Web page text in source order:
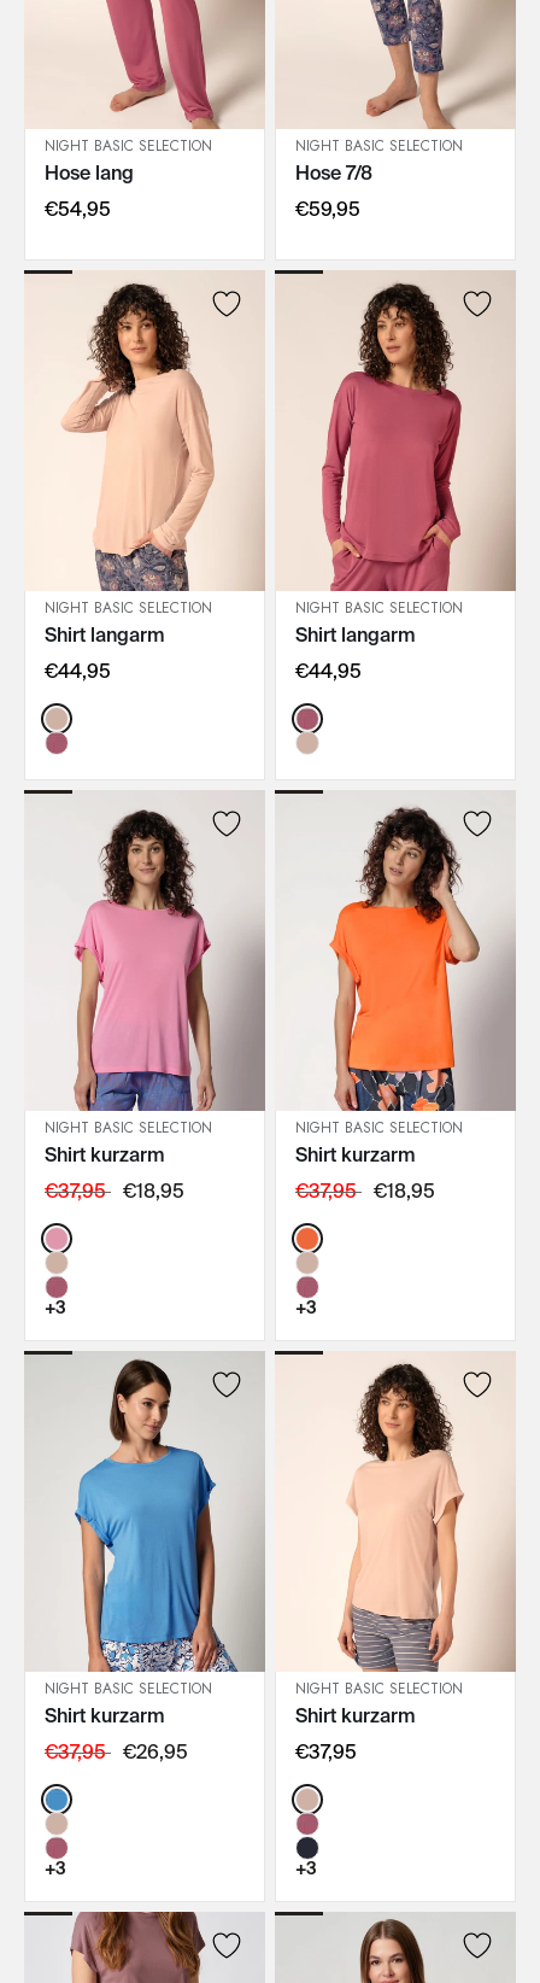
IN DEN WARENKORB
NIGHT BASIC SELECTION
Hose lang
€54,95
IN DEN WARENKORB
NIGHT BASIC SELECTION
Hose 7/8
€59,95
IN DEN WARENKORB
NIGHT BASIC SELECTION
Shirt langarm
€44,95
Color:
IN DEN WARENKORB
NIGHT BASIC SELECTION
Shirt langarm
€44,95
Color:
IN DEN WARENKORB
NIGHT BASIC SELECTION
Shirt kurzarm
€37,95 €18,95
Color:
+3
IN DEN WARENKORB
NIGHT BASIC SELECTION
Shirt kurzarm
€37,95 €18,95
Color:
+3
IN DEN WARENKORB
NIGHT BASIC SELECTION
Shirt kurzarm
€37,95 €26,95
Color:
+3
IN DEN WARENKORB
NIGHT BASIC SELECTION
Shirt kurzarm
€37,95
Color:
+3